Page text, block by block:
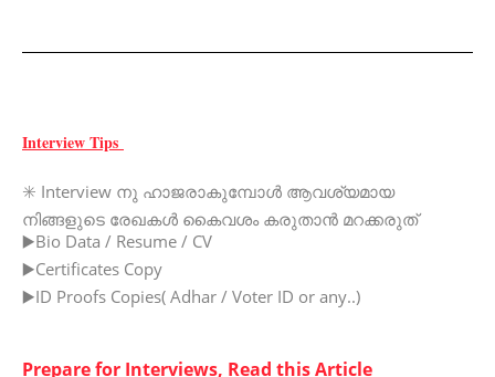
Interview Tips
✳ ️ Interview നു ഹാജരാകുമ്പോൾ ആവശ്യമായ
നിങ്ങളുടെ രേഖകൾ കൈവശം കരുതാൻ മറക്കരുത്
▶️Bio Data / Resume / CV
▶️Certificates Copy
▶️ID Proofs Copies( Adhar / Voter ID or any..)
Prepare for Interviews, Read this Article